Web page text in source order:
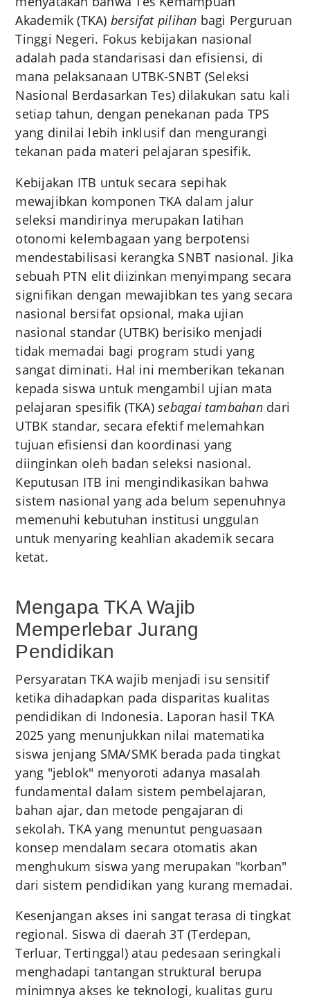
Akademik (TKA) bersifat pilihan bagi Perguruan
Tinggi Negeri. Fokus kebijakan nasional
adalah pada standarisasi dan efisiensi, di
mana pelaksanaan UTBK-SNBT (Seleksi
Nasional Berdasarkan Tes) dilakukan satu kali
setiap tahun, dengan penekanan pada TPS
yang dinilai lebih inklusif dan mengurangi
tekanan pada materi pelajaran spesifik.
Kebijakan ITB untuk secara sepihak
mewajibkan komponen TKA dalam jalur
seleksi mandirinya merupakan latihan
otonomi kelembagaan yang berpotensi
mendestabilisasi kerangka SNBT nasional. Jika
sebuah PTN elit diizinkan menyimpang secara
signifikan dengan mewajibkan tes yang secara
nasional bersifat opsional, maka ujian
nasional standar (UTBK) berisiko menjadi
tidak memadai bagi program studi yang
sangat diminati. Hal ini memberikan tekanan
kepada siswa untuk mengambil ujian mata
pelajaran spesifik (TKA)sebagai tambahandari
UTBK standar, secara efektif melemahkan
tujuan efisiensi dan koordinasi yang
diinginkan oleh badan seleksi nasional.
Keputusan ITB ini mengindikasikan bahwa
sistem nasional yang ada belum sepenuhnya
memenuhi kebutuhan institusi unggulan
untuk menyaring keahlian akademik secara
ketat.
Mengapa TKA Wajib
Memperlebar Jurang
Pendidikan
Persyaratan TKA wajib menjadi isu sensitif
ketika dihadapkan pada disparitas kualitas
pendidikan di Indonesia. Laporan hasil TKA
2025 yang menunjukkan nilai matematika
siswa jenjang SMA/SMK berada pada tingkat
yang "jeblok" menyoroti adanya masalah
fundamental dalam sistem pembelajaran,
bahan ajar, dan metode pengajaran di
sekolah. TKA yang menuntut penguasaan
konsep mendalam secara otomatis akan
menghukum siswa yang merupakan "korban"
dari sistem pendidikan yang kurang memadai.
Kesenjangan akses ini sangat terasa di tingkat
regional. Siswa di daerah 3T (Terdepan,
Terluar, Tertinggal) atau pedesaan seringkali
menghadapi tantangan struktural berupa
minimnya akses ke teknologi, kualitas guru